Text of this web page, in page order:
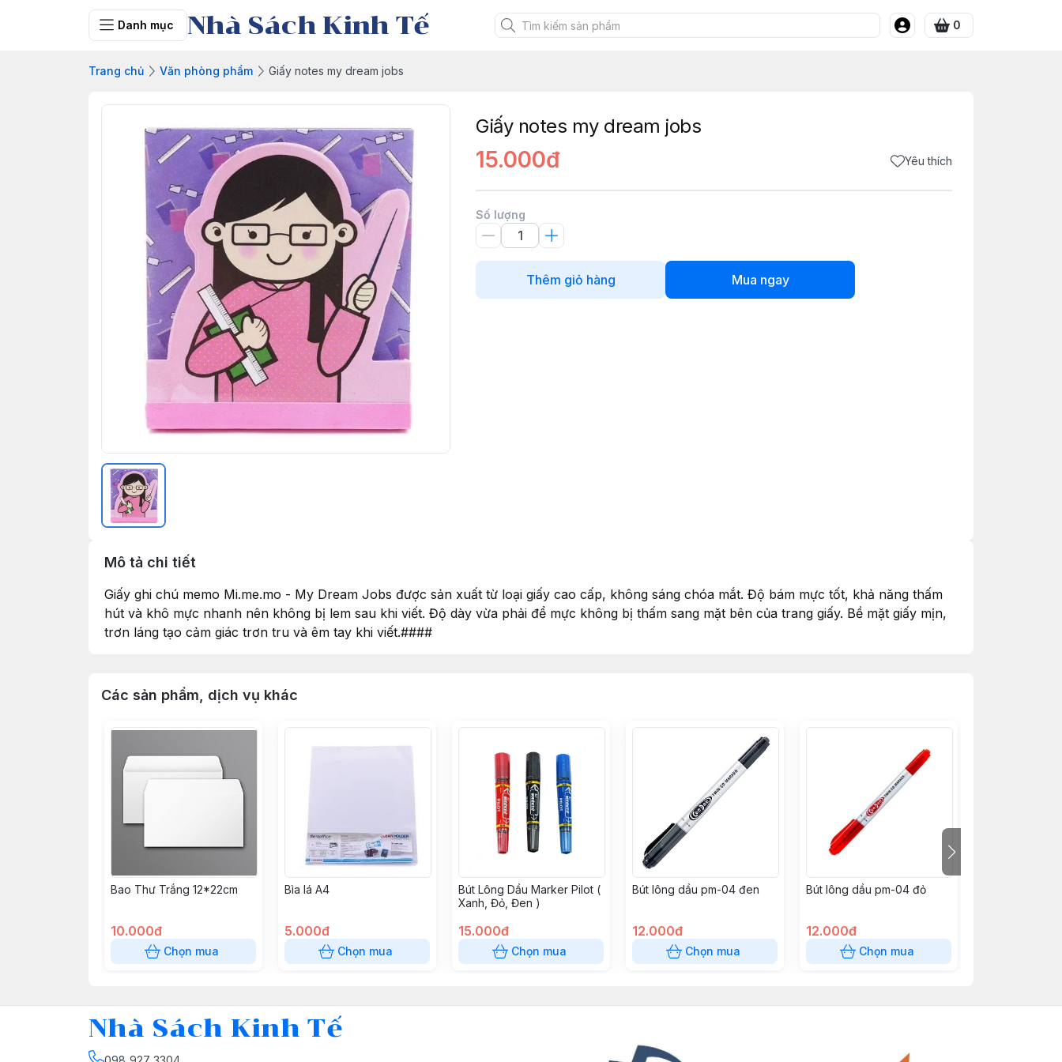
Danh mục Nhà Sách Kinh Tế 0
Trang chủ Văn phòng phẩm Giấy notes my dream jobs
Giấy notes my dream jobs
15.000đ Yêu thích
Số lượng
Thêm giỏ hàng Mua ngay
Mô tả chi tiết
Giấy ghi chú memo Mi.me.mo - My Dream Jobs được sản xuất từ loại giấy cao cấp, không sáng chóa mắt. Độ bám mực tốt, khả năng thấm
hút và khô mực nhanh nên không bị lem sau khi viết. Độ dày vừa phải để mực không bị thấm sang mặt bên của trang giấy. Bề mặt giấy mịn,
trơn láng tạo cảm giác trơn tru và êm tay khi viết.####
Các sản phẩm, dịch vụ khác
Bao Thư Trắng 12*22cm
10.000đ
Chọn mua
Bìa lá A4
5.000đ
Chọn mua
Bút Lông Dầu Marker Pilot (
Xanh, Đỏ, Đen )
15.000đ
Chọn mua
Bút lông dầu pm-04 đen
12.000đ
Chọn mua
Bút lông dầu pm-04 đỏ
12.000đ
Chọn mua
Nhà Sách Kinh Tế